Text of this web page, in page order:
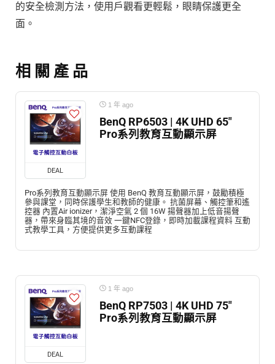
的安全檢測方法，使用戶觀看更輕鬆，眼睛保護更全
面。
相 關 產 品
DEAL
1 年 ago
BenQ RP6503 | 4K UHD 65″
Pro系列教育互動顯示屏
Pro系列教育互動顯示屏 使用 BenQ 教育互動顯示屏，鼓勵積極
參與課堂，同時保護學生和教師的健康。 抗菌屏幕、觸控筆和遙
控器 內置Air ionizer，潔淨空氣 2 個 16W 揚聲器加上低音揚聲
器，帶來身臨其境的音效 一鍵NFC登錄，即時加載課程資料 互動
式教學工具，方便提供更多互動課程
DEAL
1 年 ago
BenQ RP7503 | 4K UHD 75″
Pro系列教育互動顯示屏